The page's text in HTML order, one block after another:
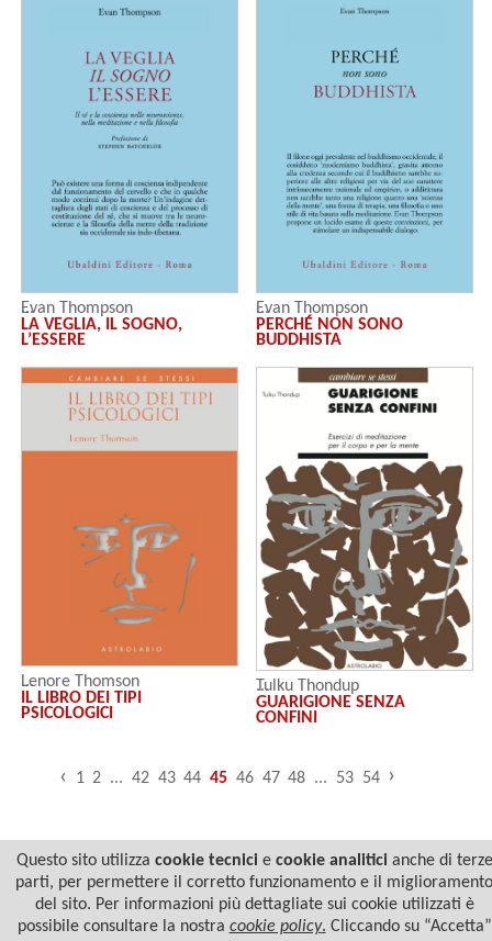
Evan Thompson
LA VEGLIA, IL SOGNO,
L’ESSERE
Evan Thompson
PERCHÉ NON SONO
BUDDHISTA
Lenore Thomson
IL LIBRO DEI TIPI
PSICOLOGICI
Tulku Thondup
GUARIGIONE SENZA
CONFINI
‹ 1 2 ... 42 43 44 45 46 47 48 ... 53 54 ›
Questo sito utilizza cookie tecnicie cookie analiticianche di terze
parti, per permettere il corretto funzionamento e il miglioramento
del sito. Per informazioni più dettagliate sui cookie utilizzati è
possibile consultare la nostra cookie policy. Cliccando su “Accetta”